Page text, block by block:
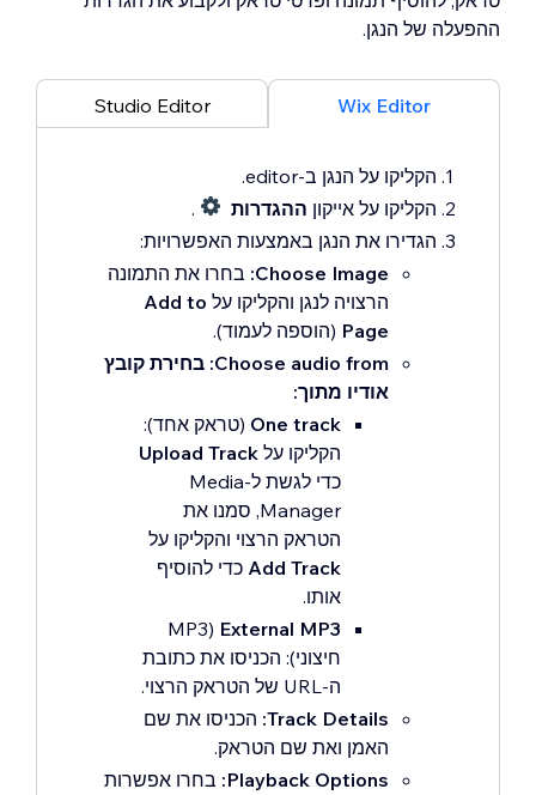
ההפעלה של הנגן.
Studio Editor Wix Editor
הקליקו על הנגן ב-editor.
הקליקו על אייקון ההגדרות
.
הגדירו את הנגן באמצעות האפשרויות:
Choose Image: בחרו את התמונה
הרצויה לנגן והקליקו על Add to
Page (הוספה לעמוד).
Choose audio from: בחירת קובץ
אודיו מתוך:
One track (טראק אחד):
הקליקו על Upload Track
כדי לגשת ל-Media
Manager, סמנו את
הטראק הרצוי והקליקו על
Add Track כדי להוסיף
אותו.
External MP3
(MP3
חיצוני): הכניסו את כתובת
ה-URL של הטראק הרצוי.
Track Details: הכניסו את שם
האמן ואת שם הטראק.
Playback Options: בחרו אפשרות